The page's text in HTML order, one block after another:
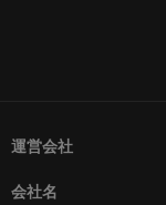
運営会社
会社名